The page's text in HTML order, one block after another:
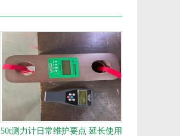
50t测力计日常维护要点 延长使用